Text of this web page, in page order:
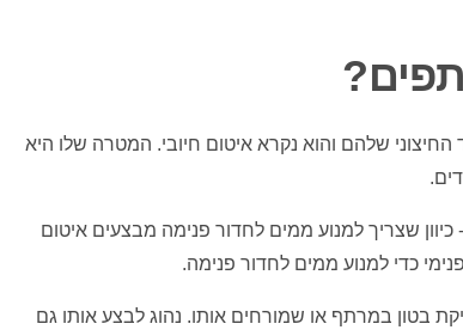
שלהם והוא נקרא איטום חיובי. המטרה שלו היא
כיוון שצריך למנוע ממים לחדור פנימה מבצעים איטום
כדי למנוע ממים לחדור פנימה.
בטון במרתף או שמורחים אותו. נהוג לבצע אותו גם